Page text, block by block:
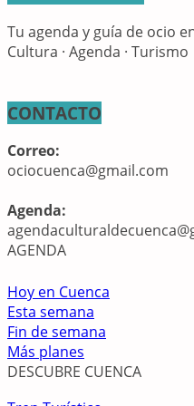
Tu agenda y guía de ocio
Cultura · Agenda · Turismo
CONTACTO
Correo:
ociocuenca@gmail.com
Agenda:
AGENDA
Hoy en Cuenca
Esta semana
Fin de semana
Más planes
DESCUBRE CUENCA